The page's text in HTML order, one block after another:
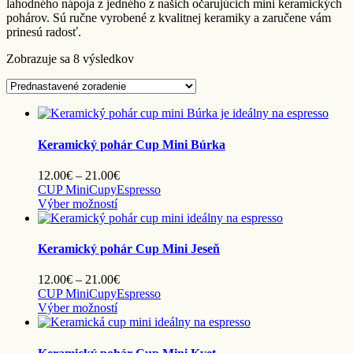
lahodného nápoja z jedného z našich očarujúcich mini keramických
pohárov. Sú ručne vyrobené z kvalitnej keramiky a zaručene vám
prinesú radosť.
Zobrazuje sa 8 výsledkov
Keramický pohár Cup Mini Búrka
12.00€ – 21.00€Price
range:
through
CUP MiniCupyEspresso
Výber možnostíTento
produkt
viacero
variantov.
Možnosti
si
môžete
vybrať
na
Keramický pohár Cup Mini Jeseň
12.00€ – 21.00€Price
range:
through
CUP MiniCupyEspresso
Výber možnostíTento
produkt
viacero